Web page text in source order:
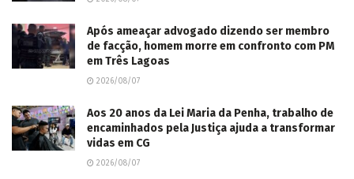
Após ameaçar advogado dizendo ser membro
de facção, homem morre em confronto com PM
em Três Lagoas
2026/08/07
Aos 20 anos da Lei Maria da Penha, trabalho de
encaminhados pela Justiça ajuda a transformar
vidas em CG
2026/08/07